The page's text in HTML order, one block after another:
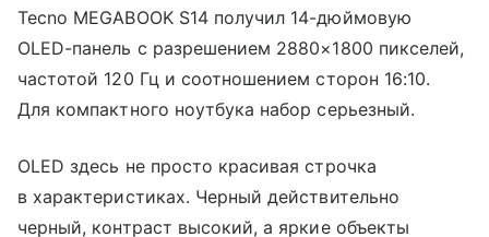
Tecno MEGABOOK S14 получил 14-дюймовую
OLED-панель с разрешением 2880×1800 пикселей,
частотой 120 Гц и соотношением сторон 16:10.
Для компактного ноутбука набор серьезный.
OLED здесь не просто красивая строчка
в характеристиках. Черный действительно
черный, контраст высокий, а яркие объекты